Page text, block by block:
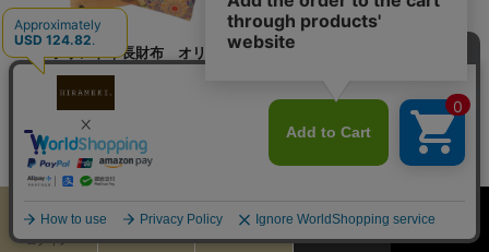
ラウンド｜長財布 オリ
エンタルランプ
19,800円（税込）
ログイン